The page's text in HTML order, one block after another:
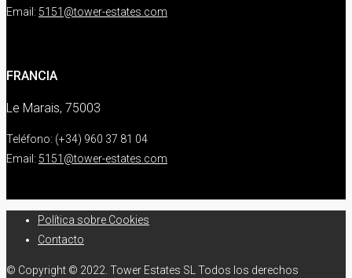
Email: 5151@tower-estates.com
FRANCIA
Le Marais, 75003
Teléfono: (+34) 960 37 81 04
Email: 5151@tower-estates.com
Política sobre Cookies
Contacto
© Copyright © 2022. Tower Estates SL Todos los derechos